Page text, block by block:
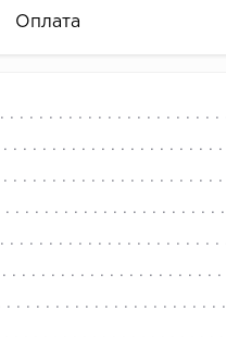
Оплата
имеют более надежные
количество плинтуса.